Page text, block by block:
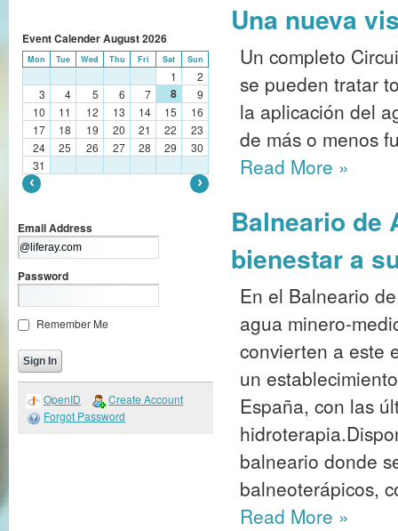
Event CalenderAugust2026
Mon Tue Wed Thu Fri Sat Sun
1
2
3
4 5 6 7 8
9
10
11 12 13 14 15
16
17
18 19 20 21 22
23
24
25 26 27 28 29
30
31
Email Address
Password
Remember Me
OpenID
Create Account
Forgot Password
Una nueva
Un completo
se pueden tratar
la aplicación del
de más o menos
Read More »
Balneario de
bienestar a
En el Balneario
agua minero-
convierten a este
un
España, con las
balneario donde
balneoterápicos,
Read More »